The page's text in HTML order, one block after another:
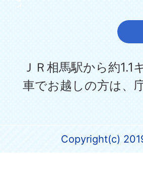
ＪＲ相馬駅から約
車でお越しの方は、
Copyright(c)